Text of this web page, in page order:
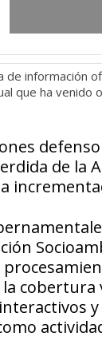
de información
que ha venido
de la